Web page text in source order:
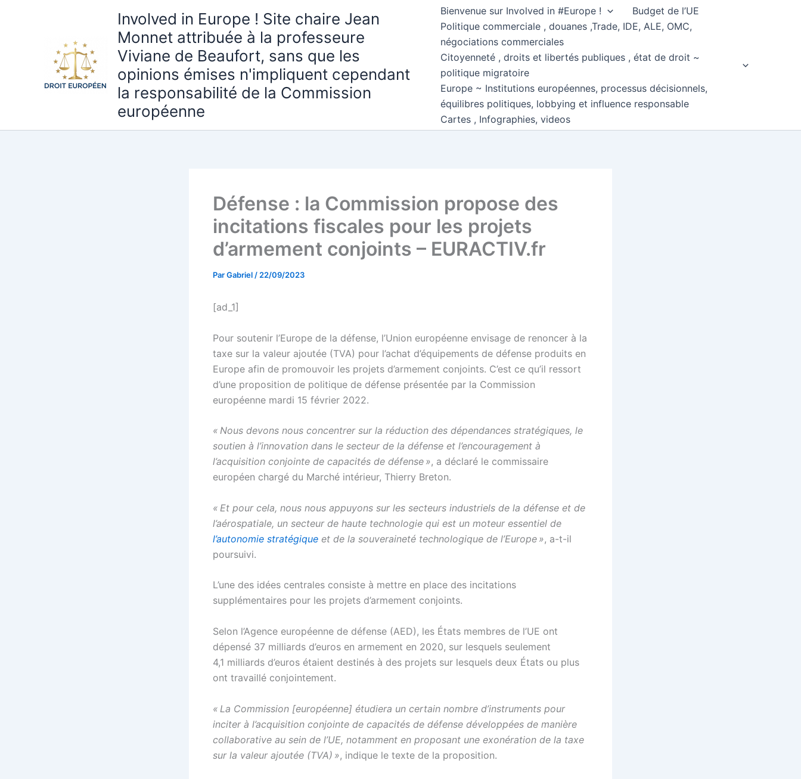
Involved in Europe ! Site chaire Jean
Monnet attribuée à la professeure
Viviane de Beaufort, sans que les
opinions émises n'impliquent cependant
la responsabilité de la Commission
européenne
Bienvenue sur Involved in #Europe !
Budget de l’UE
Politique commerciale , douanes ,Trade, IDE, ALE, OMC,
négociations commerciales
Citoyenneté , droits et libertés publiques , état de droit ~
politique migratoire
Europe ~ Institutions européennes, processus décisionnels,
équilibres politiques, lobbying et influence responsable
Cartes , Infographies, videos
Défense : la Commission propose des
incitations fiscales pour les projets
d’armement conjoints – EURACTIV.fr
ParGabriel / 22/09/2023
[ad_1]
Pour soutenir l’Europe de la défense, l’Union européenne envisage de renoncer à la
taxe sur la valeur ajoutée (TVA) pour l’achat d’équipements de défense produits en
Europe afin de promouvoir les projets d’armement conjoints. C’est ce qu’il ressort
d’une proposition de politique de défense présentée par la Commission
européenne mardi 15 février 2022.
« Nous devons nous concentrer sur la réduction des dépendances stratégiques, le
soutien à l’innovation dans le secteur de la défense et l’encouragement à
l’acquisition conjointe de capacités de défense », a déclaré le commissaire
européen chargé du Marché intérieur, Thierry Breton.
« Et pour cela, nous nous appuyons sur les secteurs industriels de la défense et de
l’aérospatiale, un secteur de haute technologie qui est un moteur essentiel de
l’autonomie stratégique et de la souveraineté technologique de l’Europe », a-t-il
poursuivi.
L’une des idées centrales consiste à mettre en place des incitations
supplémentaires pour les projets d’armement conjoints.
Selon l’Agence européenne de défense (AED), les États membres de l’UE ont
dépensé 37 milliards d’euros en armement en 2020, sur lesquels seulement
4,1 milliards d’euros étaient destinés à des projets sur lesquels deux États ou plus
ont travaillé conjointement.
« La Commission [européenne] étudiera un certain nombre d’instruments pour
inciter à l’acquisition conjointe de capacités de défense développées de manière
collaborative au sein de l’UE, notamment en proposant une exonération de la taxe
sur la valeur ajoutée (TVA) », indique le texte de la proposition.